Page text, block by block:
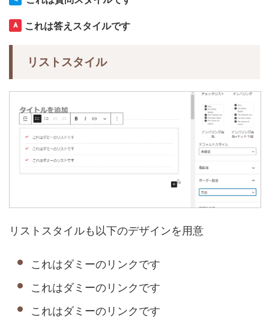
これは答えスタイルです
リストスタイル
リストスタイルも以下のデザインを用意
これはダミーのリンクです
これはダミーのリンクです
これはダミーのリンクです